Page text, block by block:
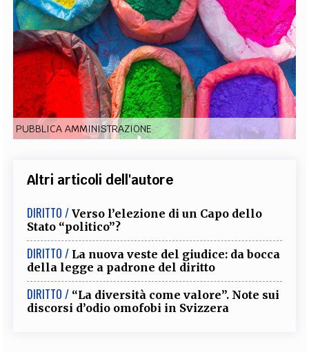
EXTRA
CODICI RUBRICHE LIBRI PROCEEDINGS PUBBLICITÀ CONTATTI
SOCIAL MEDIA
PUBBLICA AMMINISTRAZIONE
Altri articoli dell'autore
DIRITTO / Verso l’elezione di un Capo dello
Stato “politico”?
DIRITTO / La nuova veste del giudice: da bocca
della legge a padrone del diritto
DIRITTO / “La diversità come valore”. Note sui
discorsi d’odio omofobi in Svizzera